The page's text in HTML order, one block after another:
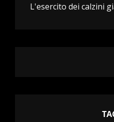
L'esercito dei calzini